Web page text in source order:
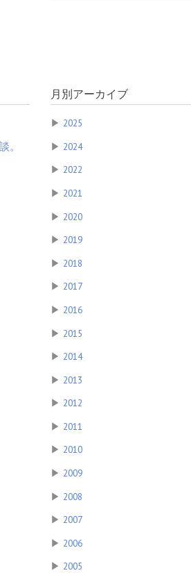
。
月別アーカイブ
▶ 2025
▶ 2024
▶ 2022
▶ 2021
▶ 2020
▶ 2019
▶ 2018
▶ 2017
▶ 2016
▶ 2015
▶ 2014
▶ 2013
▶ 2012
▶ 2011
▶ 2010
▶ 2009
▶ 2008
▶ 2007
▶ 2006
▶ 2005